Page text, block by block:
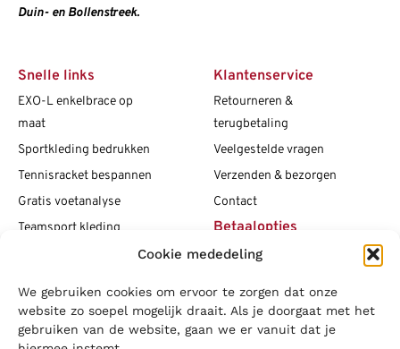
Cookie mededeling
We gebruiken cookies om ervoor te zorgen dat onze
website zo soepel mogelijk draait. Als je doorgaat met het
gebruiken van de website, gaan we er vanuit dat je
Duin- en Bollenstreek.
Snelle links
EXO-L enkelbrace op
maat
Sportkleding bedrukken
Tennisracket bespannen
Gratis voetanalyse
Teamsport kleding
Vacatures
Blogs
Klantenservice
Retourneren &
terugbetaling
Veelgestelde vragen
Verzenden & bezorgen
Contact
Betaalopties
Social media